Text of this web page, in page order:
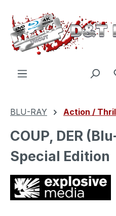
Zum Hauptinhalt springen
BLU-RAY Action /
COUP, DER
Special Edition